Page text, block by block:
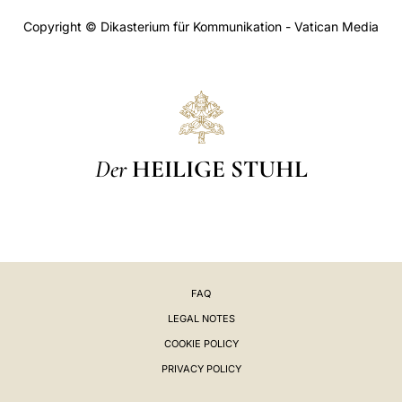
Copyright © Dikasterium für Kommunikation - Vatican Media
Der HEILIGE STUHL
FAQ
LEGAL NOTES
COOKIE POLICY
PRIVACY POLICY